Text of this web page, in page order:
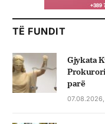
TË FUNDIT
Gjykata
parë
07.08.2026,